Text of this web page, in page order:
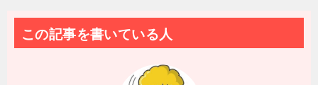
この記事を書いている人